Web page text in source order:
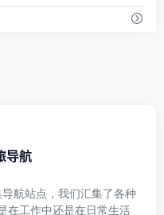
航站点，我们汇集了各种
在工作中还是在日常生活